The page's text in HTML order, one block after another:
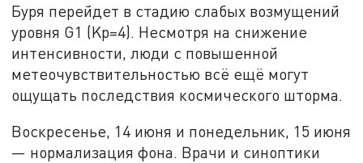
Буря перейдет в стадию слабых возмущений
уровня G1 (Kp=4). Несмотря на снижение
интенсивности, люди с повышенной
метеочувствительностью всё ещё могут
ощущать последствия космического шторма.
Воскресенье, 14 июня и понедельник, 15 июня
— нормализация фона. Врачи и синоптики